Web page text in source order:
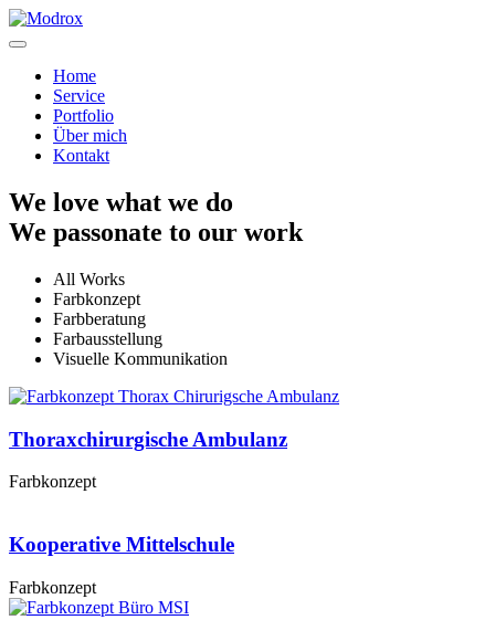
Home
Service
Portfolio
Über mich
Kontakt
We love what we do
We passonate to our work
All Works
Farbkonzept
Farbberatung
Farbausstellung
Visuelle Kommunikation
Thoraxchirurgische Ambulanz
Farbkonzept
Kooperative Mittelschule
Farbkonzept